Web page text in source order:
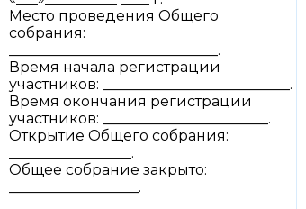
Место проведения Общего
собрания:
_____________________________.
Время начала регистрации
участников: __________________________.
Время окончания регистрации
участников: _______________________.
Открытие Общего собрания:
_________________.
Общее собрание закрыто:
__________________.